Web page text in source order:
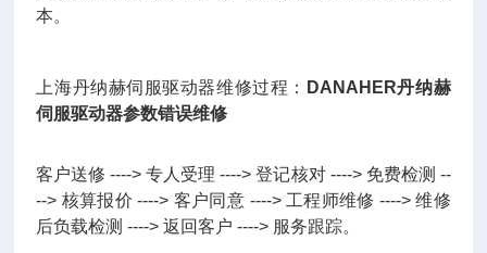
本。
上海丹纳赫伺服驱动器维修过程：
DANAHER丹纳赫
伺服驱动器参数错误维修
客户送修 ----> 专人受理 ----> 登记核对 ----> 免费检测 --
--> 核算报价 ----> 客户同意 ----> 工程师维修 ----> 维修
后负载检测 ----> 返回客户 ----> 服务跟踪。